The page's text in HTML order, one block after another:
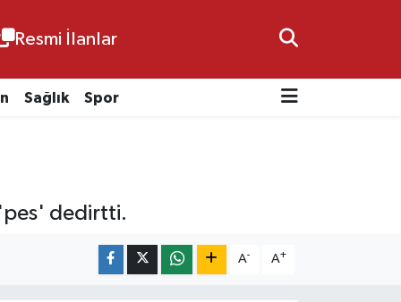
Resmi İlanlar
Sağlık Spor
'pes' dedirtti.
A- A+